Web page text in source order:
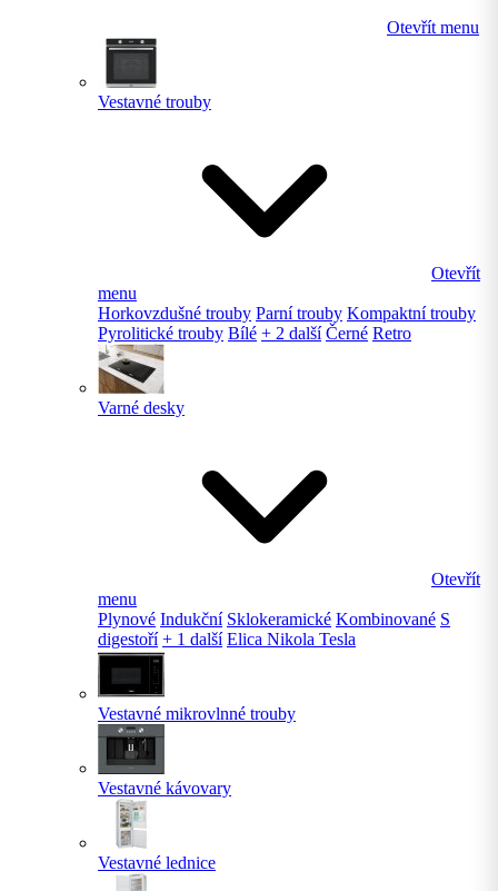
Otevřít menu
Vestavné trouby
Otevřít
menu
Horkovzdušné trouby Parní trouby Kompaktní trouby
Pyrolitické trouby Bílé + 2 další Černé Retro
Varné desky
Otevřít
menu
Plynové Indukční Sklokeramické Kombinované S
digestoří + 1 další Elica Nikola Tesla
Vestavné mikrovlnné trouby
Vestavné kávovary
Vestavné lednice